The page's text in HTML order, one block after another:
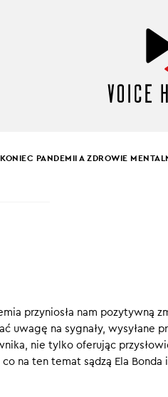
z naszych głów?
KONIEC PANDEMII A ZDROWIE
przyniosła nam pozytywną
uwagę na sygnały, wysyłane
nie tylko oferując
na ten temat sądzą Ela Bonda